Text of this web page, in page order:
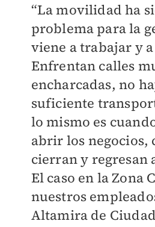
“La movilidad ha
problema para la
viene a trabajar y
Enfrentan calles
encharcadas, no
suficiente
lo mismo es
abrir los negocios,
cierran y regresan
El caso en la Zona
nuestros
Altamira de